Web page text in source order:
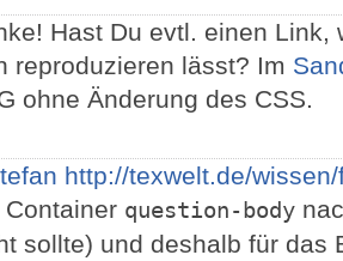
Hast Du evtl. einen
reproduzieren lässt? Im
ohne Änderung des CSS.
http://texwelt.de/
Container question-body
sollte) und deshalb für das